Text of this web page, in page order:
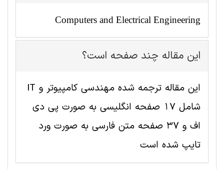
Computers and Electrical Engineering
این مقاله چند صفحه است؟
این مقاله ترجمه شده مهندسی کامپیوتر و IT
شامل 17 صفحه انگلیسی به صورت پی دی
اف و 37 صفحه متن فارسی به صورت ورد
تایپ شده است